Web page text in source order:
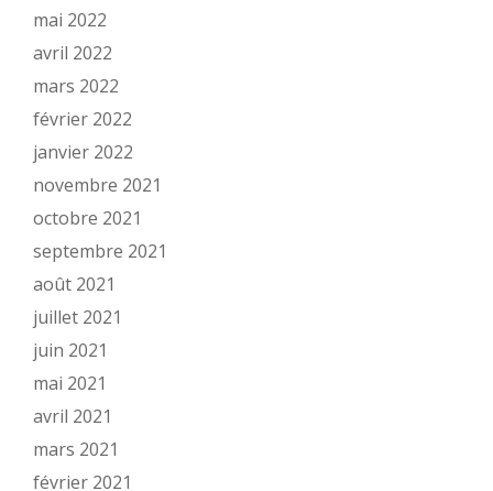
mai 2022
avril 2022
mars 2022
février 2022
janvier 2022
novembre 2021
octobre 2021
septembre 2021
août 2021
juillet 2021
juin 2021
mai 2021
avril 2021
mars 2021
février 2021